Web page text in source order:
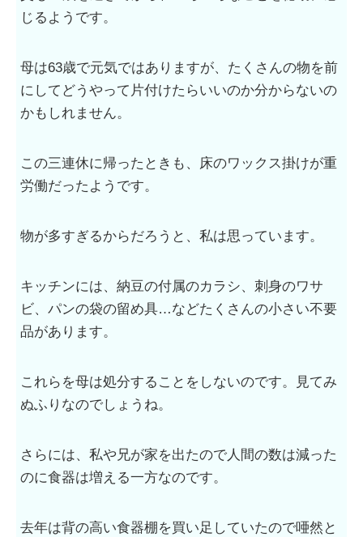
じるようです。
母は63歳で元気ではありますが、たくさんの物を前
にしてどうやって片付けたらいいのか分からないの
かもしれません。
この三連休に帰ったときも、床のワックス掛けが重
労働だったようです。
物が多すぎるからだろうと、私は思っています。
キッチンには、納豆の付属のカラシ、刺身のワサ
ビ、パンの袋の留め具…などたくさんの小さい不要
品があります。
これらを母は処分することをしないのです。見てみ
ぬふりなのでしょうね。
さらには、私や兄が家を出たので人間の数は減った
のに食器は増える一方なのです。
去年は背の高い食器棚を買い足していたので唖然と